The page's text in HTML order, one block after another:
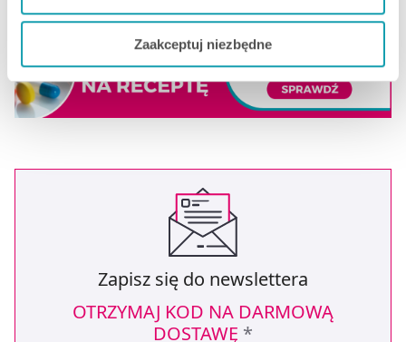
Jeżeli chcesz dostosować swoją zgodę i wybrać tylko
niektóre dodatkowe funkcje, z którymi wiąże się
zbieranie danych o Twojej aktywności dokonaj
preferowanych przez Ciebie wyborów i kliknij „Zarządzaj
zgodami”.
pozyskiwanie od Ciebie danych, które nie są niezbędne
dla funkcjonowania Strony. Będzie się to jednak wiązało
z brakiem dostępu do wszystkich funkcjonalności
Zaakceptuj niezbędne
Zapisz się do newslettera
OTRZYMAJ KOD NA DARMOWĄ
DOSTAWĘ *